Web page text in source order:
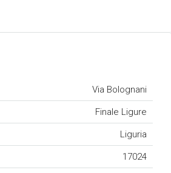
Via Bolognani
Finale Ligure
Liguria
17024